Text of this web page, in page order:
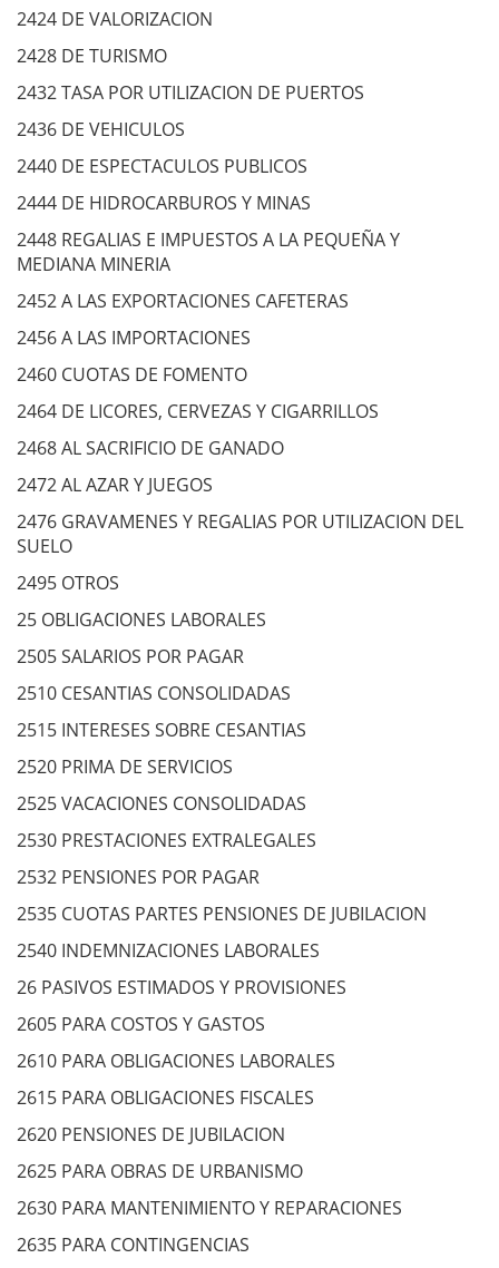
2424 DE VALORIZACION
2428 DE TURISMO
2432 TASA POR UTILIZACION DE PUERTOS
2436 DE VEHICULOS
2440 DE ESPECTACULOS PUBLICOS
2444 DE HIDROCARBUROS Y MINAS
2448 REGALIAS E IMPUESTOS A LA PEQUEÑA Y
MEDIANA MINERIA
2452 A LAS EXPORTACIONES CAFETERAS
2456 A LAS IMPORTACIONES
2460 CUOTAS DE FOMENTO
2464 DE LICORES, CERVEZAS Y CIGARRILLOS
2468 AL SACRIFICIO DE GANADO
2472 AL AZAR Y JUEGOS
2476 GRAVAMENES Y REGALIAS POR UTILIZACION DEL
SUELO
2495 OTROS
25 OBLIGACIONES LABORALES
2505 SALARIOS POR PAGAR
2510 CESANTIAS CONSOLIDADAS
2515 INTERESES SOBRE CESANTIAS
2520 PRIMA DE SERVICIOS
2525 VACACIONES CONSOLIDADAS
2530 PRESTACIONES EXTRALEGALES
2532 PENSIONES POR PAGAR
2535 CUOTAS PARTES PENSIONES DE JUBILACION
2540 INDEMNIZACIONES LABORALES
26 PASIVOS ESTIMADOS Y PROVISIONES
2605 PARA COSTOS Y GASTOS
2610 PARA OBLIGACIONES LABORALES
2615 PARA OBLIGACIONES FISCALES
2620 PENSIONES DE JUBILACION
2625 PARA OBRAS DE URBANISMO
2630 PARA MANTENIMIENTO Y REPARACIONES
2635 PARA CONTINGENCIAS